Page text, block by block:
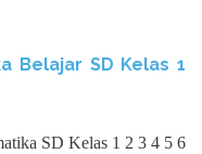
Belajar SD Kelas 1
SD Kelas 1 2 3 4 5 6